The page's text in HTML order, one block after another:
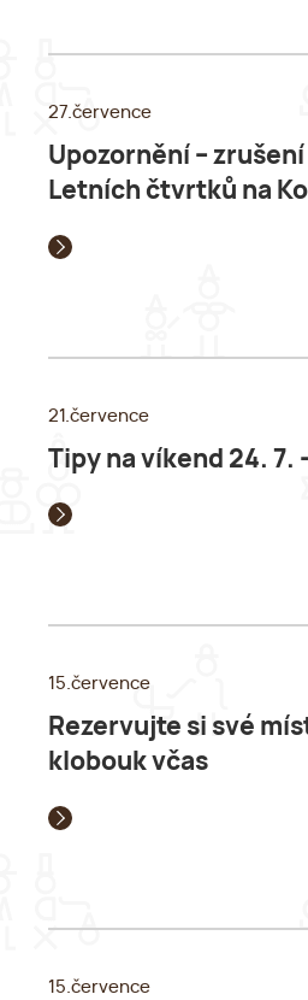
27.července
Upozornění –
Letních čtvrtků na
21.července
Tipy na víkend 24. 7.
15.července
Rezervujte si své
klobouk včas
15.července